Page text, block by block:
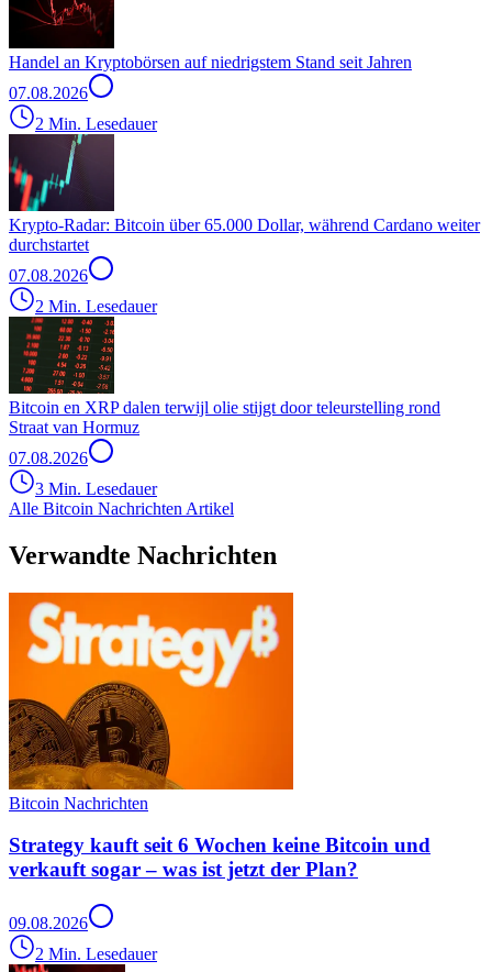
Handel an Kryptobörsen auf niedrigstem Stand seit Jahren
07.08.2026
2 Min. Lesedauer
Krypto-Radar: Bitcoin über 65.000 Dollar, während Cardano weiter
durchstartet
07.08.2026
2 Min. Lesedauer
Bitcoin en XRP dalen terwijl olie stijgt door teleurstelling rond
Straat van Hormuz
07.08.2026
3 Min. Lesedauer
Alle Bitcoin Nachrichten Artikel
Verwandte Nachrichten
Bitcoin Nachrichten
Strategy kauft seit 6 Wochen keine Bitcoin und
verkauft sogar – was ist jetzt der Plan?
09.08.2026
2 Min. Lesedauer